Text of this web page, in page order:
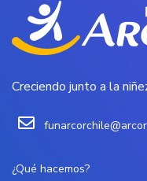
Creciendo junto a la
¿Qué hacemos?